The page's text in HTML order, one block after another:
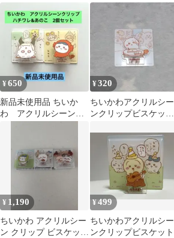
¥650
新品未使用品 ちいか
わ アクリルシーンク
¥320
ちいかわアクリルシー
ンクリップビスケッ
¥ 1,190
ちいかわ アクリルシー
ン クリップ ビスケッ
¥499
ちいかわアクリルシー
ンクリップビスケット